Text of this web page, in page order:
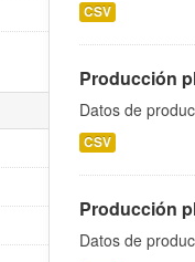
CSV
Producción
Datos de
CSV
Producción
Datos de